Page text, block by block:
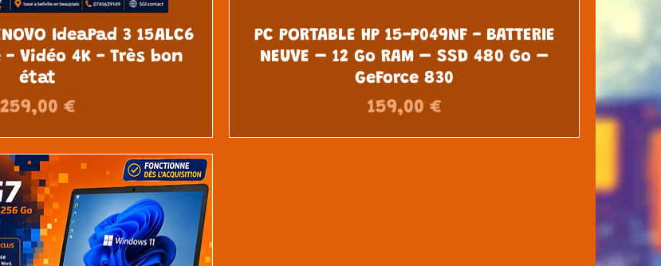
IdeaPad 3 15ALC6
Vidéo 4K - Très bon
état
Prix
259,00 €
PC PORTABLE HP 15-P049NF - BATTERIE
NEUVE – 12 Go RAM – SSD 480 Go –
GeForce 830
Prix
159,00 €